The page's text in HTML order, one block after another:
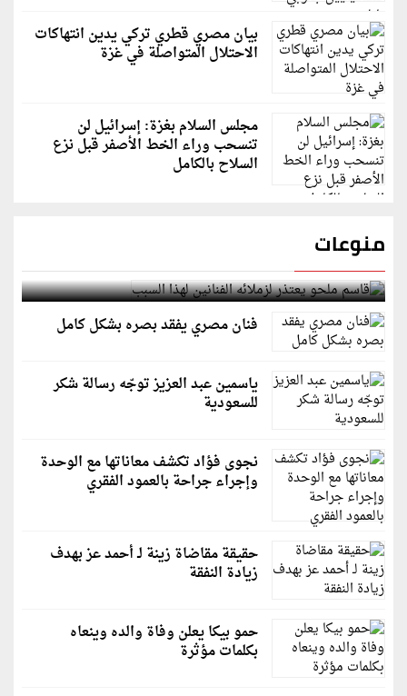
بيان مصري قطري تركي يدين انتهاكات
الاحتلال المتواصلة في غزة
مجلس السلام بغزة: إسرائيل لن
تنسحب وراء الخط الأصفر قبل نزع
السلاح بالكامل
منوعات
قاسم ملحو يعتذر لزملائه الفنانين لهذا السبب
فنان مصري يفقد بصره بشكل كامل
ياسمين عبد العزيز توجّه رسالة شكر
للسعودية
نجوى فؤاد تكشف معاناتها مع الوحدة
وإجراء جراحة بالعمود الفقري
حقيقة مقاضاة زينة لـ أحمد عز بهدف
زيادة النفقة
حمو بيكا يعلن وفاة والده وينعاه
بكلمات مؤثرة